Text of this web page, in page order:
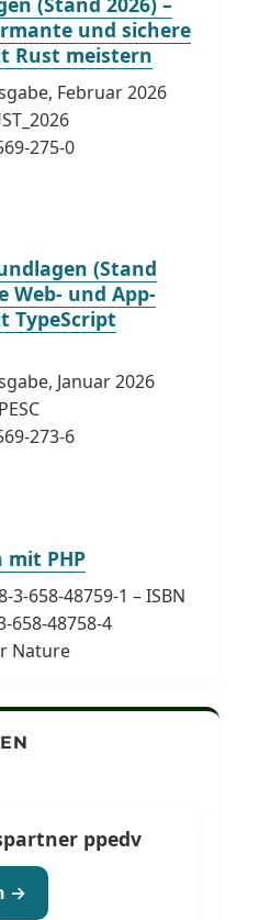
und sichere
Rust meistern
Februar 2026
275-0
(Stand
Web- und App-
TypeScript
Januar 2026
273-6
mit PHP
3-658-48759-1 – ISBN
658-48758-4
Nature
ppedv
→